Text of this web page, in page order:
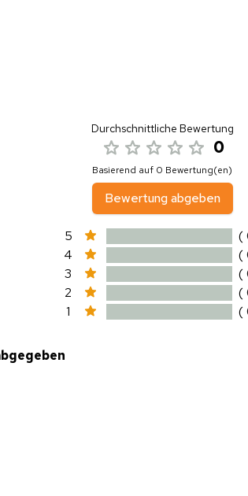
Durchschnittliche Bewertung
0
Basierend auf 0 Bewertung(en)
Bewertung abgeben
5
(
4
(
3
(
2
(
1
(